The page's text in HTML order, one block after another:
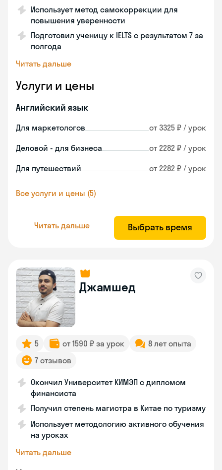
Использует метод самокоррекции для
повышения уверенности
Подготовил ученицу к IELTS с результатом 7 за
полгода
Читать дальше
Услуги и цены
Английский язык
Для маркетологов от 3325 ₽ / урок
Деловой - для бизнеса от 2282 ₽ / урок
Для путешествий от 2282 ₽ / урок
Все услуги и цены (5)
Читать дальше Выбрать время
Джамшед
5 от 1590 ₽ за урок
8 лет опыта
7 отзывов
Окончил Университет КИМЭП с дипломом
финансиста
Получил степень магистра в Китае по туризму
Использует методологию активного обучения
на уроках
Читать дальше